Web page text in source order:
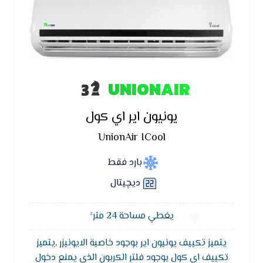
UNIONAIR
يونيون اير اي كول
UnionAir ICool
بارد فقط
ديچيتال
يغطي مساحة 24 متر²
يتميز تكييف يونيون اير بوجود خاصية الايونيزر ,يتميز
تكييف اي كول بوجود فلتر الكربون الذي يمنع دخول